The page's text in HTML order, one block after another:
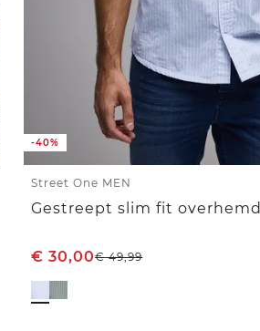
-40%
Street One MEN
Gestreept slim fit overhemd
€ 30,00€49,99